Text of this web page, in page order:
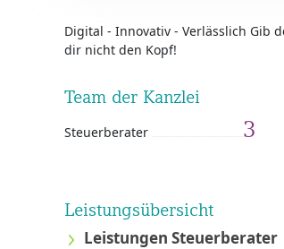
Digital - Innovativ - Verlässlich Gib
dir nicht den Kopf!
Team der Kanzlei
Steuerberater 3
Leistungsübersicht
Leistungen Steuerberater